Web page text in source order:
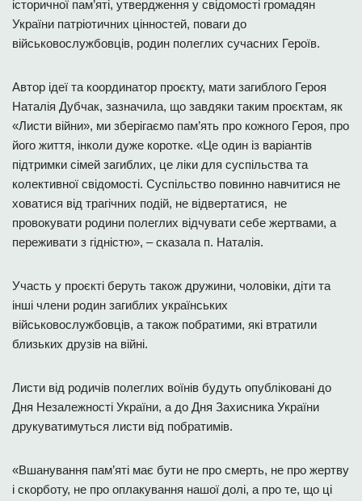
історичної пам’яті, утвердження у свідомості громадян
України патріотичних цінностей, поваги до
військовослужбовців, родин полеглих сучасних Героїв.
Автор ідеї та координатор проєкту, мати загиблого Героя
Наталія Дубчак, зазначила, що завдяки таким проєктам, як
«Листи війни», ми зберігаємо пам’ять про кожного Героя, про
його життя, інколи дуже коротке. «Це один із варіантів
підтримки сімей загиблих, це ліки для суспільства та
колективної свідомості. Суспільство повинно навчитися не
ховатися від трагічних подій, не відвертатися, не
провокувати родини полеглих відчувати себе жертвами, а
переживати з гідністю», – сказала п. Наталія.
Участь у проєкті беруть також дружини, чоловіки, діти та
інші члени родин загиблих українських
військовослужбовців, а також побратими, які втратили
близьких друзів на війні.
Листи від родичів полеглих воїнів будуть опубліковані до
Дня Незалежності України, а до Дня Захисника України
друкуватимуться листи від побратимів.
«Вшанування пам’яті має бути не про смерть, не про жертву
і скорботу, не про оплакування нашої долі, а про те, що ці